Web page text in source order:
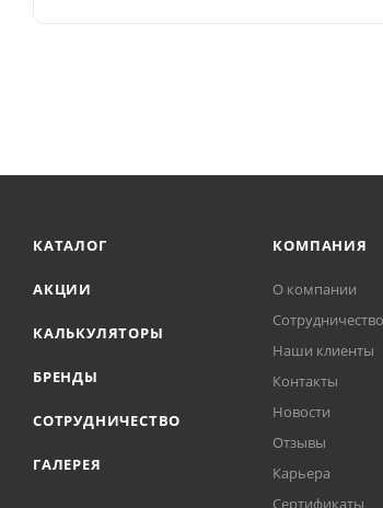
КАТАЛОГ
АКЦИИ
КАЛЬКУЛЯТОРЫ
БРЕНДЫ
СОТРУДНИЧЕСТВО
ГАЛЕРЕЯ
КОМПАНИЯ
О компании
Сотрудничество
Наши клиенты
Контакты
Новости
Отзывы
Карьера
Сертификаты